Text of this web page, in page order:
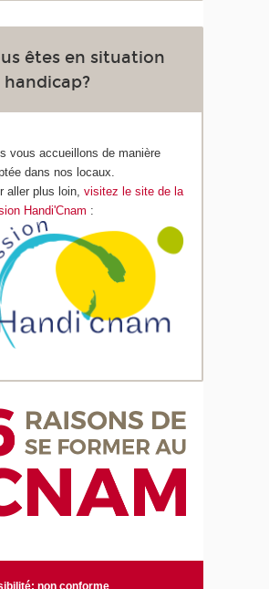
êtes en situation
handicap?
vous accueillons de manière
dans nos locaux.
aller plus loin,visitez le site de la
Handi'Cnam :
non conforme